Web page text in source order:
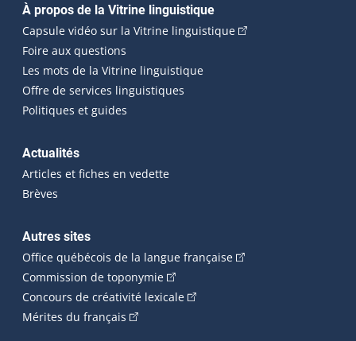
Navigation principale
À propos de la Vitrine linguistique
Capsule vidéo sur la Vitrine linguistique(Cet hyperlien
Foire aux questions
Les mots de la Vitrine linguistique
Offre de services linguistiques
Politiques et guides
Actualités
Articles et fiches en vedette
Brèves
Autres sites
Office québécois de la langue française(Cet hyperlien
Commission de toponymie(Cet hyperlien externe s'ouvrira
Concours de créativité lexicale(Cet hyperlien externe
Mérites du français (Cet hyperlien externe s'ouvrira dans une